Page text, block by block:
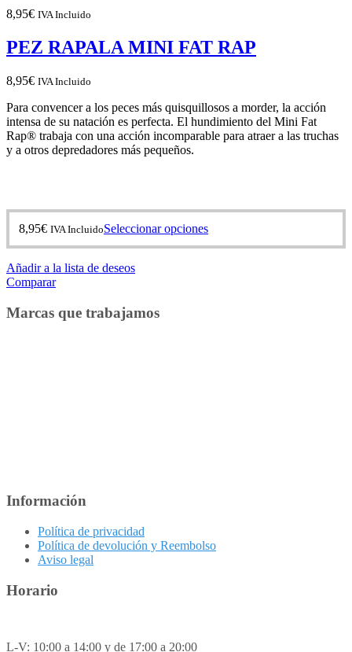
la
página
8,95€ IVA Incluido
PEZ RAPALA MINI FAT RAP
8,95€ IVA Incluido
Para convencer a los peces más quisquillosos a morder, la acción
intensa de su natación es perfecta. El hundimiento del Mini Fat
Rap® trabaja con una acción incomparable para atraer a las truchas
y a otros depredadores más pequeños.
8,95€ IVA IncluidoSeleccionar opcionesEste
Añadir a la lista de deseos
Comparar
Marcas que trabajamos
Información
Política de privacidad
Política de devolución y Reembolso
Aviso legal
Horario
L-V: 10:00 a 14:00 y de 17:00 a 20:00